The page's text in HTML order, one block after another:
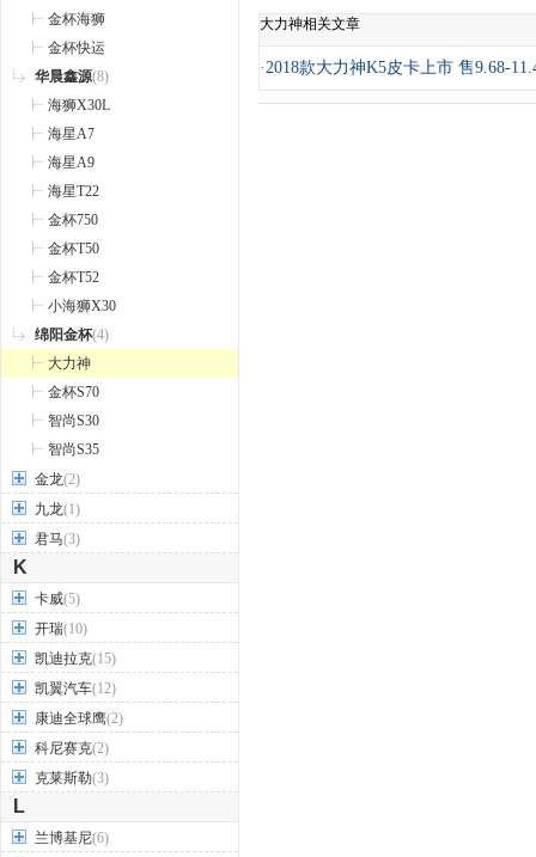
金杯海狮
金杯快运
华晨鑫源(8)
海狮X30L
海星A7
海星A9
海星T22
金杯750
金杯T50
金杯T52
小海狮X30
绵阳金杯(4)
大力神
金杯S70
智尚S30
智尚S35
金龙(2)
九龙(1)
君马(3)
K
卡威(5)
开瑞(10)
凯迪拉克(15)
凯翼汽车(12)
康迪全球鹰(2)
科尼赛克(2)
克莱斯勒(3)
L
兰博基尼(6)
大力神相关文章
·2018款大力神K5皮卡上市 售9.68-